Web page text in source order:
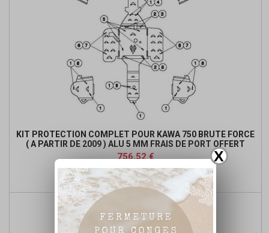
X
KIT PROTECTION COMPLET POUR KAWA 750 BRUTE FORCE
( A PARTIR DE 2009 ) ALU 5 MM FRAIS DE PORT OFFERT
Prix
756,52 €
 Ajouter au panier